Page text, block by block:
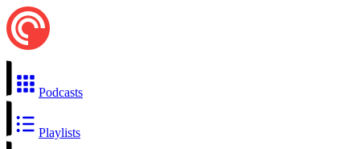
Podcasts
Playlists